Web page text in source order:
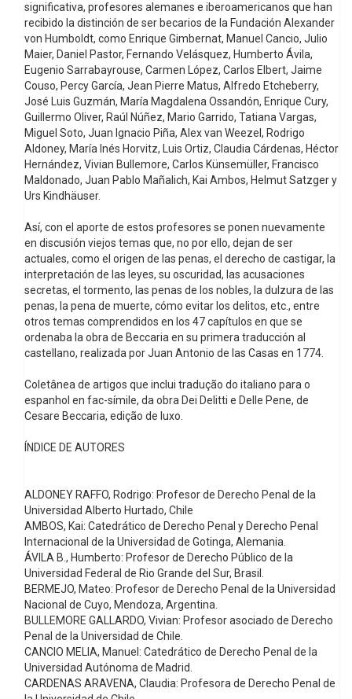
significativa, profesores alemanes e iberoamericanos que han
recibido la distinción de ser becarios de la Fundación Alexander
von Humboldt, como Enrique Gimbernat, Manuel Cancio, Julio
Maier, Daniel Pastor, Fernando Velásquez, Humberto Ávila,
Eugenio Sarrabayrouse, Carmen López, Carlos Elbert, Jaime
Couso, Percy García, Jean Pierre Matus, Alfredo Etcheberry,
José Luis Guzmán, María Magdalena Ossandón, Enrique Cury,
Guillermo Oliver, Raúl Núñez, Mario Garrido, Tatiana Vargas,
Miguel Soto, Juan Ignacio Piña, Alex van Weezel, Rodrigo
Aldoney, María Inés Horvitz, Luis Ortiz, Claudia Cárdenas, Héctor
Hernández, Vivian Bullemore, Carlos Künsemüller, Francisco
Maldonado, Juan Pablo Mañalich, Kai Ambos, Helmut Satzger y
Urs Kindhäuser.
Así, con el aporte de estos profesores se ponen nuevamente
en discusión viejos temas que, no por ello, dejan de ser
actuales, como el origen de las penas, el derecho de castigar, la
interpretación de las leyes, su oscuridad, las acusaciones
secretas, el tormento, las penas de los nobles, la dulzura de las
penas, la pena de muerte, cómo evitar los delitos, etc., entre
otros temas comprendidos en los 47 capítulos en que se
ordenaba la obra de Beccaria en su primera traducción al
castellano, realizada por Juan Antonio de las Casas en 1774.
Coletânea de artigos que inclui tradução do italiano para o
espanhol en fac-símile, da obra Dei Delitti e Delle Pene, de
Cesare Beccaria, edição de luxo.
ÍNDICE DE AUTORES
ALDONEY RAFFO, Rodrigo: Profesor de Derecho Penal de la
Universidad Alberto Hurtado, Chile
AMBOS, Kai: Catedrático de Derecho Penal y Derecho Penal
Internacional de la Universidad de Gotinga, Alemania.
ÁVILA B., Humberto: Profesor de Derecho Público de la
Universidad Federal de Rio Grande del Sur, Brasil.
BERMEJO, Mateo: Profesor de Derecho Penal de la Universidad
Nacional de Cuyo, Mendoza, Argentina.
BULLEMORE GALLARDO, Vivian: Profesor asociado de Derecho
Penal de la Universidad de Chile.
CANCIO MELIA, Manuel: Catedrático de Derecho Penal de la
Universidad Autónoma de Madrid.
CARDENAS ARAVENA, Claudia: Profesora de Derecho Penal de